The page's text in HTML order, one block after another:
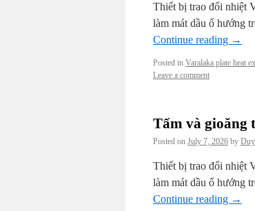
Thiết bị trao đổi nhiệt
làm mát dầu ổ hướng
Continue reading →
Posted in Varalaka plate heat
Leave a comment
Tấm và gioăng
Posted on July 7, 2026 by
Thiết bị trao đổi nhiệt
làm mát dầu ổ hướng
Continue reading →